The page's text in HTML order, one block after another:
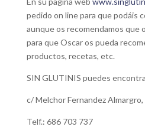
pedido on line para que podáis
aunque os recomendamos que
para que Oscar os pueda
productos, recetas, etc.
SIN GLUTINIS puedes
c/ Melchor Fernandez
Telf.: 686 703 737